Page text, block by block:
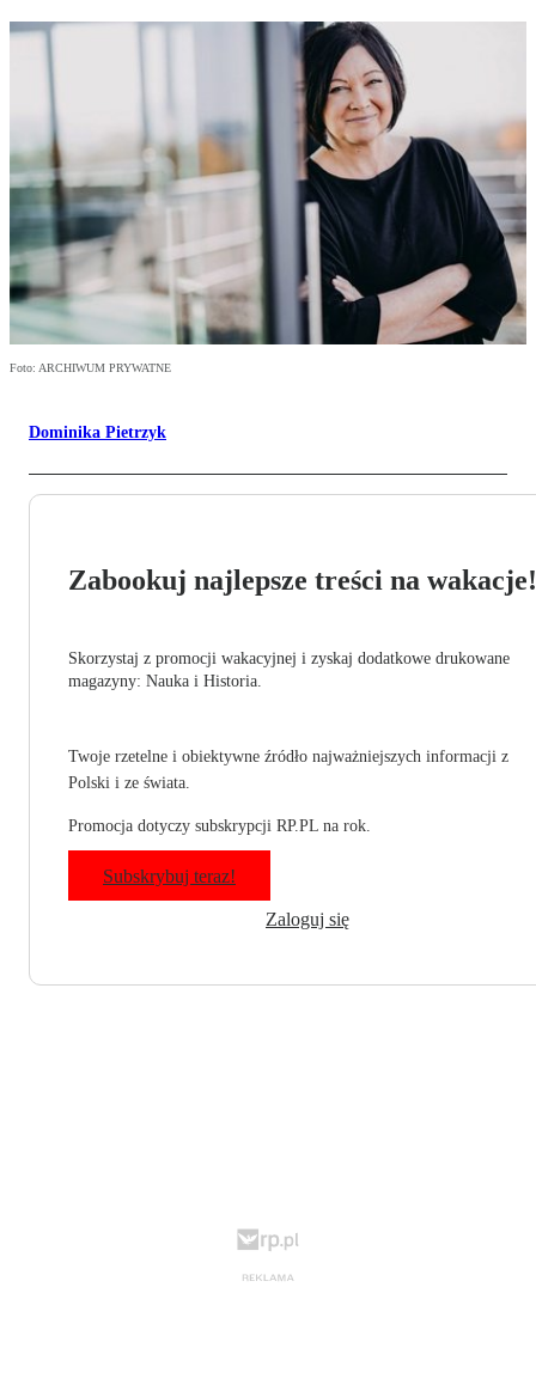
Foto: ARCHIWUM PRYWATNE
Dominika Pietrzyk
Zabookuj najlepsze treści na wakacje!
Skorzystaj z promocji wakacyjnej i zyskaj dodatkowe drukowane
magazyny: Nauka i Historia.
Twoje rzetelne i obiektywne źródło najważniejszych informacji z
Polski i ze świata.
Promocja dotyczy subskrypcji RP.PL na rok.
Subskrybuj teraz!
Zaloguj się